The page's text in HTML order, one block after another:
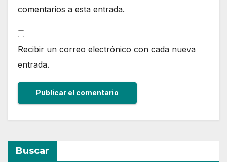
comentarios a esta entrada.
Recibir un correo electrónico con cada nueva
entrada.
Buscar